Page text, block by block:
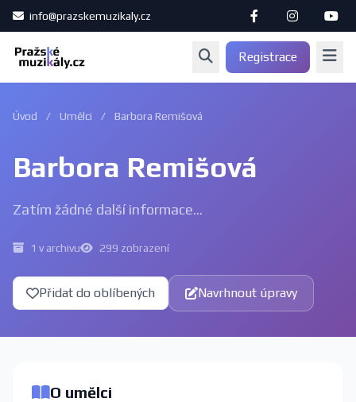
info@prazskemuzikaly.cz
Registrace
Úvod / Umělci / Barbora Remišová
Barbora Remišová
Zatím žádné další informace...
1 v archivu 299 zobrazení
Přidat do oblíbených Navrhnout úpravy
O umělci